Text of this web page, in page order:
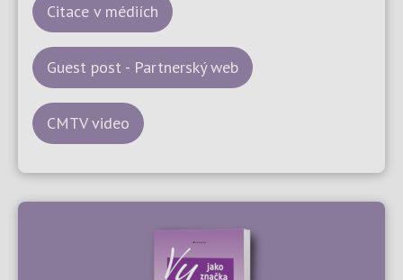
Citace v médiích
Guest post - Partnerský web
CMTV video